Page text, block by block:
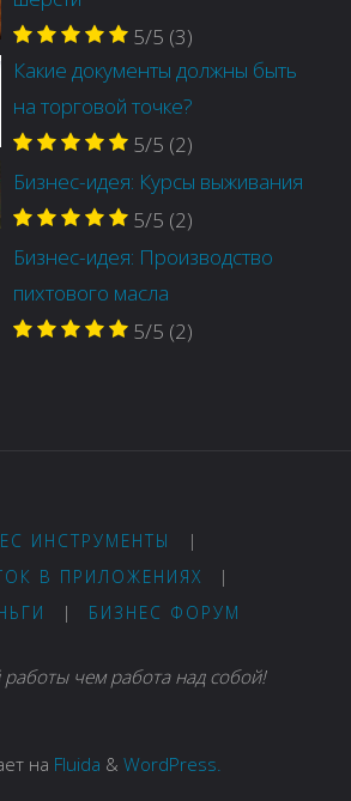
5/5 (3)
Какие документы должны быть
на торговой точке?
5/5 (2)
Бизнес-идея: Курсы выживания
5/5 (2)
Бизнес-идея: Производство
пихтового масла
5/5 (2)
ИНСТРУМЕНТЫ
|
В ПРИЛОЖЕНИЯХ
|
| БИЗНЕС ФОРУМ
чем работа над собой!
на Fluida & WordPress.